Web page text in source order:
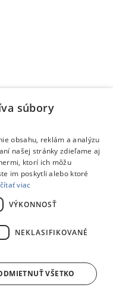
Podložka pod myš
kus
súbory
obsahu, reklám a analýzu
našej stránky zdieľame aj
ktorí ich môžu
im poskytli alebo ktoré
viac
VÝKONNOSŤ
NEKLASIFIKOVANÉ
VŠETKO